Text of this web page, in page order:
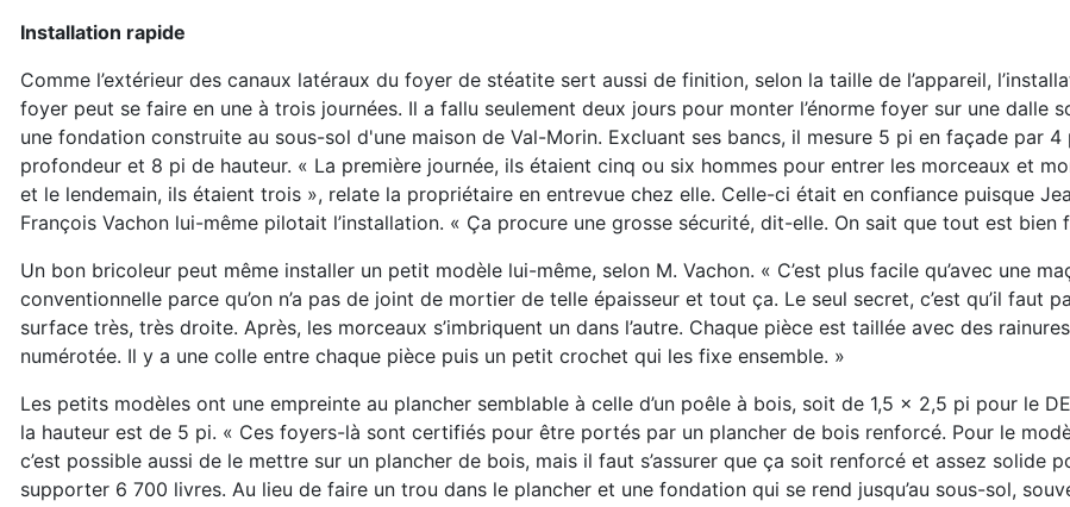
Installation rapide
Comme l’extérieur des canaux latéraux du foyer de stéatite sert aussi de finition, selon la taille de l’appareil,
foyer peut se faire en une à trois journées. Il a fallu seulement deux jours pour monter l’énorme foyer sur une dalle
une fondation construite au sous-sol d'une maison de Val-Morin. Excluant ses bancs, il mesure 5 pi en façade par 4
profondeur et 8 pi de hauteur. « La première journée, ils étaient cinq ou six hommes pour entrer les morceaux et
et le lendemain, ils étaient trois », relate la propriétaire en entrevue chez elle. Celle-ci était en confiance puisque
François Vachon lui-même pilotait l’installation. « Ça procure une grosse sécurité, dit-elle. On sait que tout est bien
Un bon bricoleur peut même installer un petit modèle lui-même, selon M. Vachon. « C’est plus facile qu’avec une
conventionnelle parce qu’on n’a pas de joint de mortier de telle épaisseur et tout ça. Le seul secret, c’est qu’il faut
surface très, très droite. Après, les morceaux s’imbriquent un dans l’autre. Chaque pièce est taillée avec des
numérotée. Il y a une colle entre chaque pièce puis un petit crochet qui les fixe ensemble. »
Les petits modèles ont une empreinte au plancher semblable à celle d’un poêle à bois, soit de 1,5 x 2,5 pi pour le
la hauteur est de 5 pi. « Ces foyers-là sont certifiés pour être portés par un plancher de bois renforcé. Pour le
c’est possible aussi de le mettre sur un plancher de bois, mais il faut s’assurer que ça soit renforcé et assez solide
supporter 6 700 livres. Au lieu de faire un trou dans le plancher et une fondation qui se rend jusqu’au sous-sol,